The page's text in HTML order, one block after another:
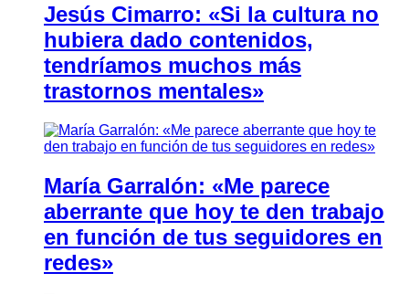
Jesús Cimarro: «Si la cultura no
hubiera dado contenidos,
tendríamos muchos más
trastornos mentales»
María Garralón: «Me parece
aberrante que hoy te den trabajo
en función de tus seguidores en
redes»